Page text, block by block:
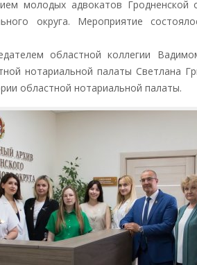
молодых адвокатов Гродненской
округа. Мероприятие
областной коллегии
нотариальной палаты Светлана
областной нотариальной палаты.